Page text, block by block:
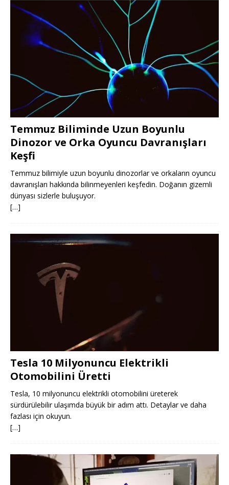
Temmuz Biliminde Uzun Boyunlu
Dinozor ve Orka Oyuncu Davranışları
Keşfi
Temmuz bilimiyle uzun boyunlu dinozorlar ve orkaların oyuncu
davranışları hakkında bilinmeyenleri keşfedin. Doğanın gizemli
dünyası sizlerle buluşuyor.
[…]
Tesla 10 Milyonuncu Elektrikli
Otomobilini Üretti
Tesla, 10 milyonuncu elektrikli otomobilini üreterek
sürdürülebilir ulaşımda büyük bir adım attı. Detaylar ve daha
fazlası için okuyun.
[…]